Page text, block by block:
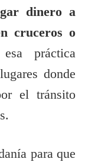
dinero a
cruceros o
práctica
donde
el tránsito
para que